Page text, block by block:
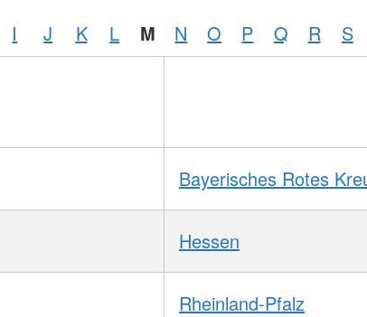
I J K L M N O P Q R S
Bayerisches Rotes
Hessen
Rheinland-Pfalz